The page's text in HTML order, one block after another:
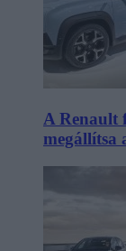
A Renault
megállítsa